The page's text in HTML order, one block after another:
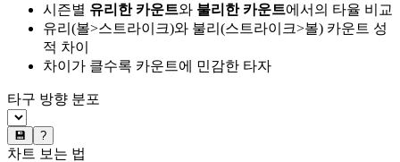
시즌별 유리한 카운트와 불리한 카운트에서의 타율 비교
유리(볼>스트라이크)와 불리(스트라이크>볼) 카운트 성
적 차이
차이가 클수록 카운트에 민감한 타자
타구 방향 분포
💾 ?
차트 보는 법